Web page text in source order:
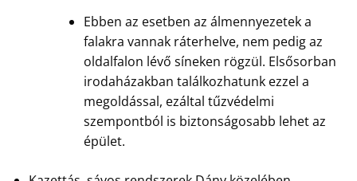
Ebben az esetben az álmennyezetek a
falakra vannak ráterhelve, nem pedig az
oldalfalon lévő síneken rögzül. Elsősorban
irodaházakban találkozhatunk ezzel a
megoldással, ezáltal tűzvédelmi
szempontból is biztonságosabb lehet az
épület.